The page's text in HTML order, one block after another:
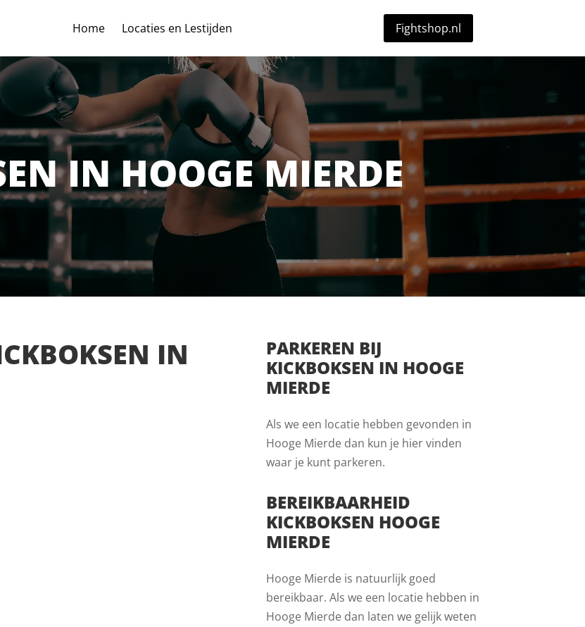
Home Locaties en Lestijden Fightshop.nl
IN HOOGE MIERDE
IN
PARKEREN BIJ
KICKBOKSEN IN HOOGE
MIERDE
Als we een locatie hebben gevonden in
Hooge Mierde dan kun je hier vinden
waar je kunt parkeren.
BEREIKBAARHEID
KICKBOKSEN HOOGE
MIERDE
Hooge Mierde is natuurlijk goed
bereikbaar. Als we een locatie hebben in
Hooge Mierde dan laten we gelijk weten